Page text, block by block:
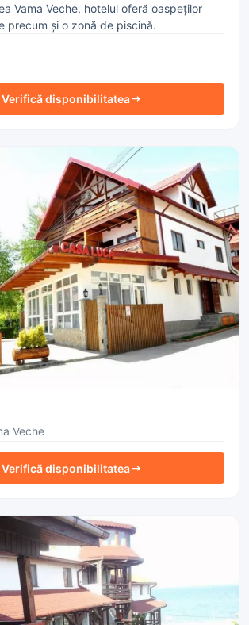
Vama Veche, hotelul oferă oaspeților
precum și o zonă de piscină.
Verifică disponibilitatea
Veche
Verifică disponibilitatea